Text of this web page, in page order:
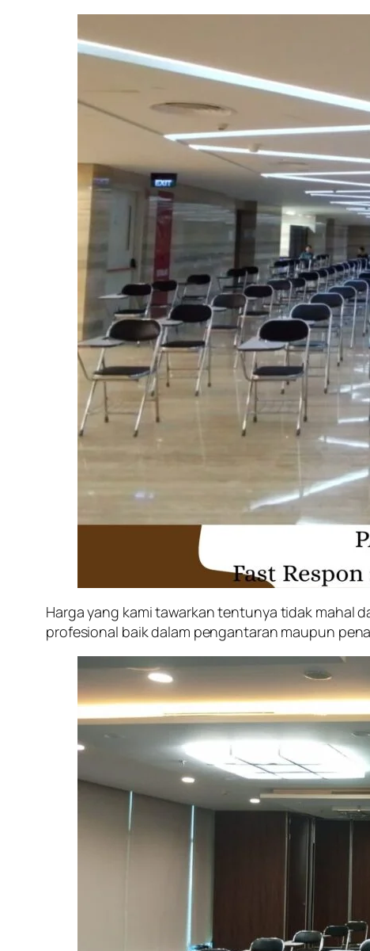
Harga yang kami tawarkan tentunya tidak mahal
profesional baik dalam pengantaran maupun